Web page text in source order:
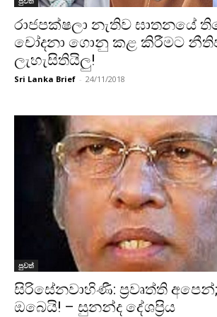
රාජපක්ෂලා නැතිව ඝාතනයේ
චෝදනා ගොනු කළ කිරීමට
ලැහැසිතියිලු!
Sri Lanka Brief - 24/11/2018
පුවත්
සිරිසේනවාහිණී: ප්‍රවෘත්ති
ඔබෙයි! – සුනන්ද දේශප්‍රිය